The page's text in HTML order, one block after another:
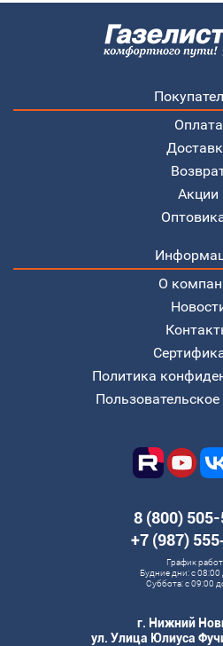
Оплата
Акции
О
Политика
8 (800)
+7 (987)
График
Будние дни: с 08:00
Суббота: с 09:00
г. Нижний
ул. Улица Юлиуса